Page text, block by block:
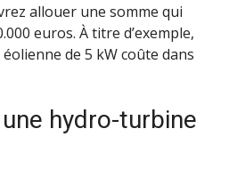
allouer une somme qui
euros. À titre d’exemple,
de 5 kW coûte dans
hydro-turbine